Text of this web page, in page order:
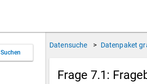
Suchen
Datensuche > Datenpaket
Frage 7.1: